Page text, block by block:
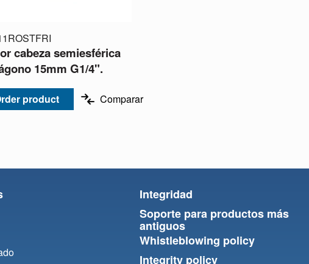
cabeza semiesférica
15mm G1/4".
product Comparar
Integridad
Soporte para productos más
antiguos
Whistleblowing policy
Integrity policy